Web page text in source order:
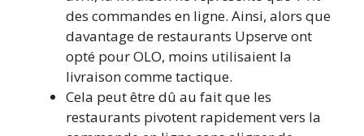
des commandes en ligne. Ainsi, alors que
davantage de restaurants Upserve ont
opté pour OLO, moins utilisaient la
livraison comme tactique.
Cela peut être dû au fait que les
restaurants pivotent rapidement vers la